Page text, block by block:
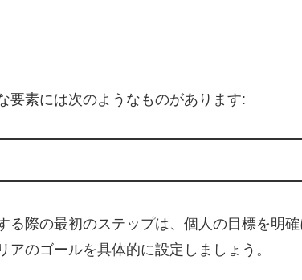
要素には次のようなものがあります:
る際の最初のステップは、個人の目標を明
アのゴールを具体的に設定しましょう。